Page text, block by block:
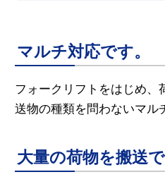
マルチ対応です。
フォークリフトをはじめ、
送物の種類を問わないマル
大量の荷物を搬送で